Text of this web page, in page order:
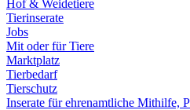
Hof & Weidetiere
Tierinserate
Jobs
Mit oder für Tiere
Marktplatz
Tierbedarf
Tierschutz
Inserate für ehrenamtliche Mithilfe,